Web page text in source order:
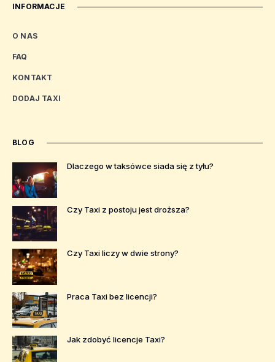
INFORMACJE
O NAS
FAQ
KONTAKT
DODAJ TAXI
BLOG
Dlaczego w taksówce siada się z tyłu?
Czy Taxi z postoju jest droższa?
Czy Taxi liczy w dwie strony?
Praca Taxi bez licencji?
Jak zdobyć licencje Taxi?